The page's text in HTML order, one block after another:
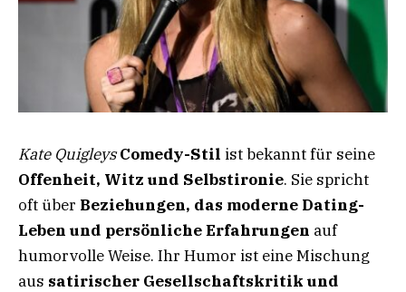
Kate Quigleys Comedy-Stil ist bekannt für seine
Offenheit, Witz und Selbstironie. Sie spricht
oft über Beziehungen, das moderne Dating-
Leben und persönliche Erfahrungen auf
humorvolle Weise. Ihr Humor ist eine Mischung
aus satirischer Gesellschaftskritik und